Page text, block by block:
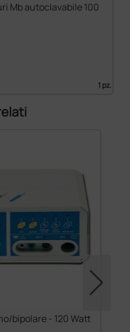
Mb autoclavabile 100
1 pz.
bipolare - 120 Watt